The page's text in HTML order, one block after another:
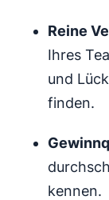
Reine
Ihres
und
finden.
kennen.